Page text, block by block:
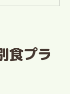
について
食プラ